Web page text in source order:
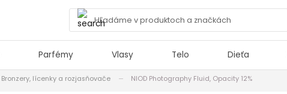
Parfémy Vlasy Telo Dieťa
Bronzery, lícenky a rozjasňovače NIOD Photography Fluid, Opacity 12%